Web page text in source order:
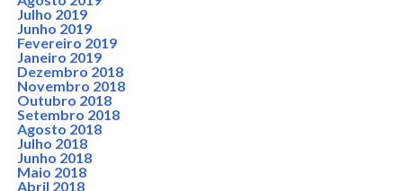
Julho 2019
Junho 2019
Fevereiro 2019
Janeiro 2019
Dezembro 2018
Novembro 2018
Outubro 2018
Setembro 2018
Agosto 2018
Julho 2018
Junho 2018
Maio 2018
Abril 2018